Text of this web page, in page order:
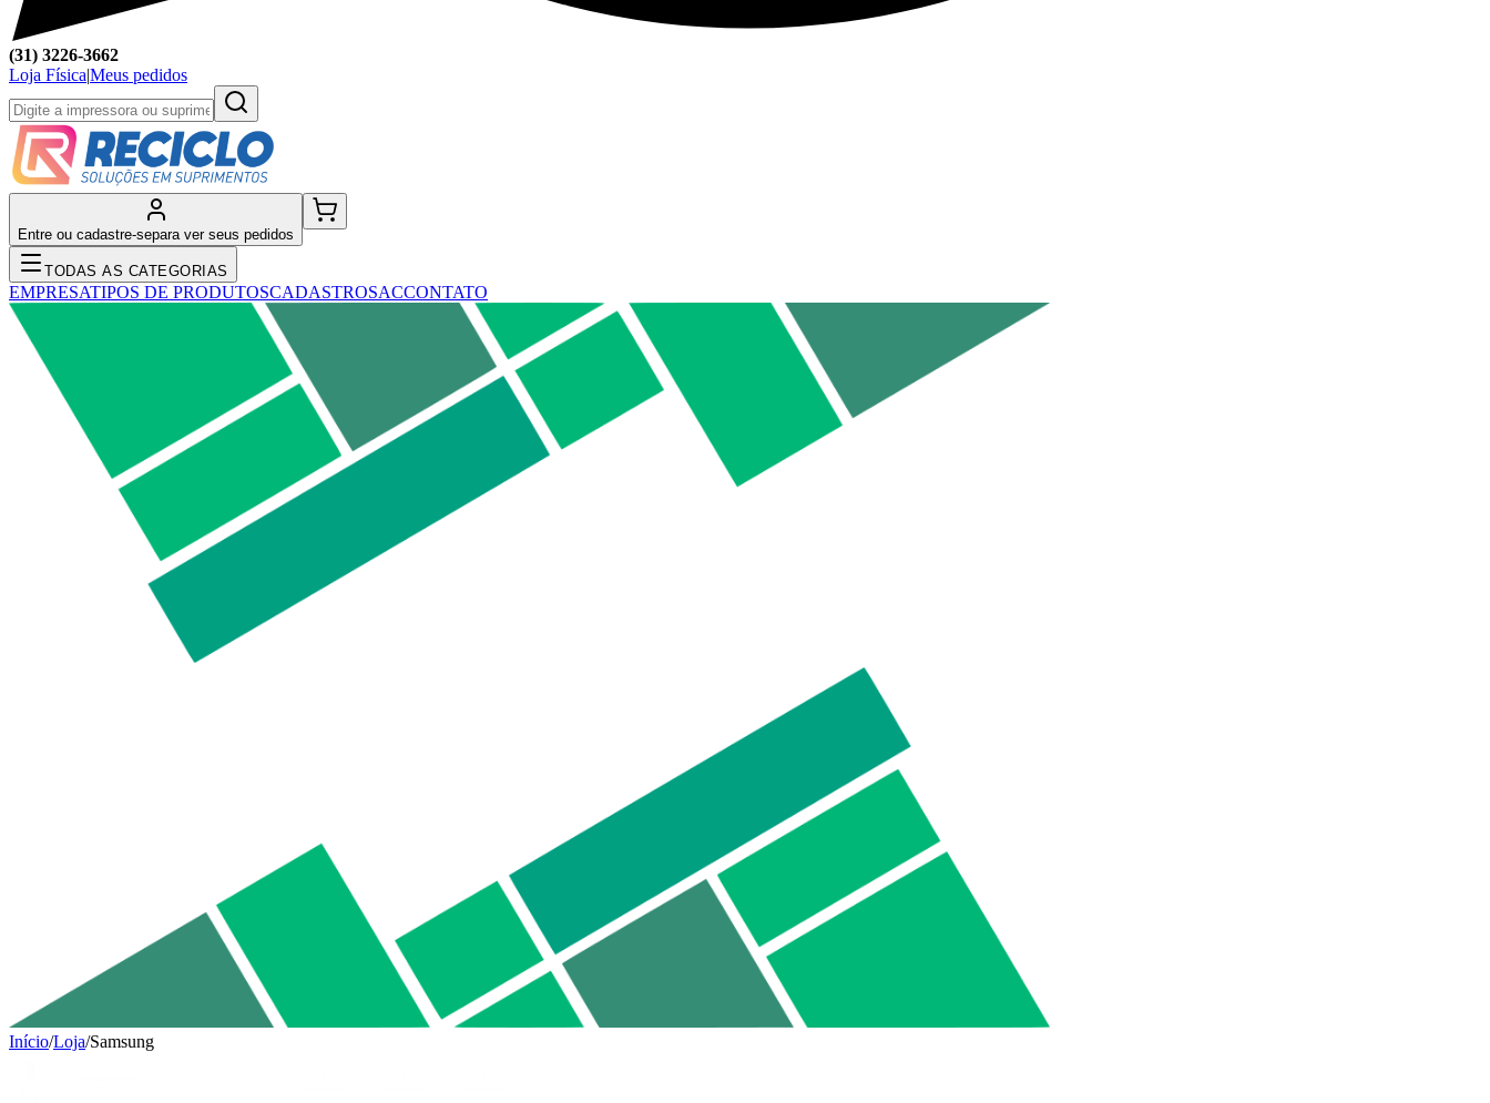
(31) 3226-3662
Loja Física|Meus pedidos
Entre ou cadastre-separa ver seus pedidos
TODAS AS CATEGORIAS
EMPRESATIPOS DE PRODUTOSCADASTROSACCONTATO
Início/Loja/Samsung